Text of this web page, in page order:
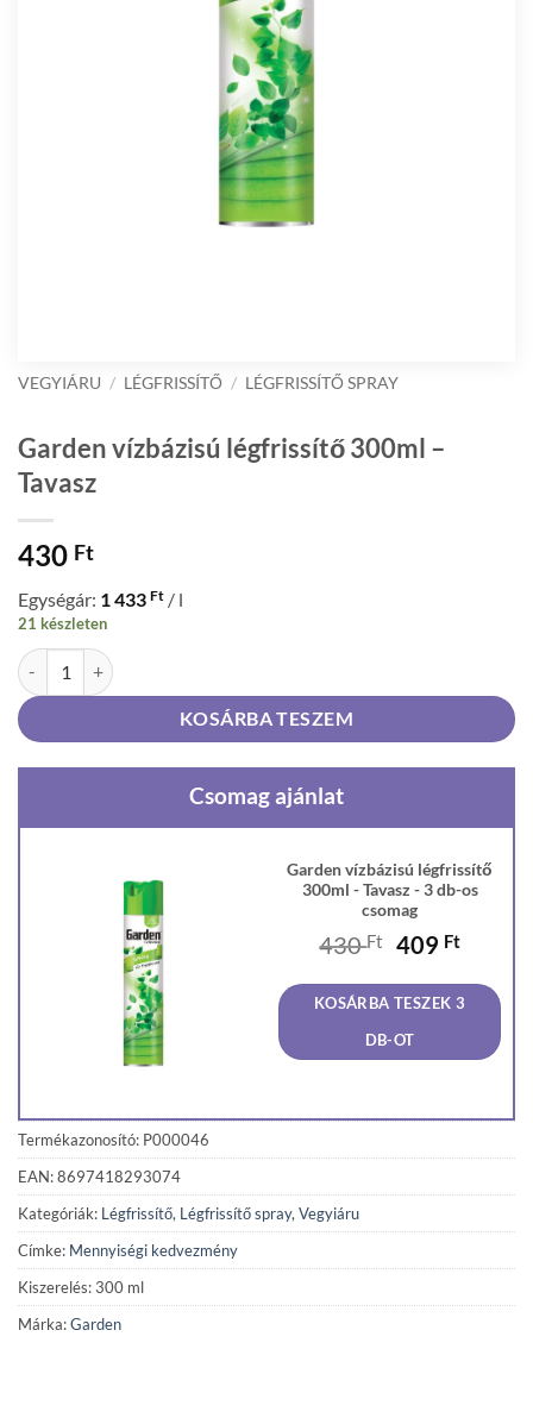
VEGYIÁRU / LÉGFRISSÍTŐ / LÉGFRISSÍTŐ SPRAY
Garden vízbázisú légfrissítő 300ml –
Tavasz
430 Ft
Egységár: 1 433 Ft / l
21 készleten
Garden vízbázisú légfrissítő 300ml - Tavasz mennyiség
KOSÁRBA TESZEM
Csomag ajánlat
Garden vízbázisú légfrissítő
300ml - Tavasz - 3 db-os
csomag
430Ft
Original
was:
430 Ft.
409 Ft
is:
409
KOSÁRBA TESZEK 3
DB-OT
Termékazonosító: P000046
EAN: 8697418293074
Kategóriák: Légfrissítő, Légfrissítő spray, Vegyiáru
Címke: Mennyiségi kedvezmény
Kiszerelés: 300 ml
Márka:Garden